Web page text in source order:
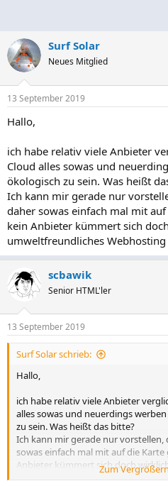
Surf Solar
Neues Mitglied
13 September 2019
Hallo,
ich habe relativ viele Anbieter
Cloud alles sowas und
ökologisch zu sein. Was heißt
Ich kann mir gerade nur
daher sowas einfach mal mit
kein Anbieter kümmert sich
umweltfreundliches Webhosting
scbawik
Senior HTML'ler
13 September 2019
Surf Solar schrieb:
Hallo,
ich habe relativ viele Anbieter
alles sowas und neuerdings
zu sein. Was heißt das bitte?
Ich kann mir gerade nur vorstellen,
sowas einfach mal mit auf die
Anbieter kümmert sich doch
Webhosting oder?
Zum